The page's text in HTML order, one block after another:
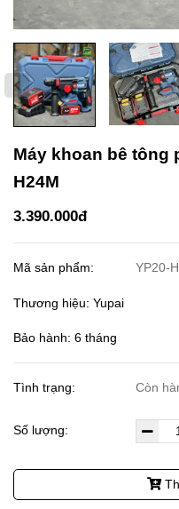
Máy khoan bê tông
H24M
3.390.000đ
Mã sản phẩm: YP20-
Thương hiệu: Yupai
Bảo hành: 6 tháng
Tình trạng: Còn
Số lượng: